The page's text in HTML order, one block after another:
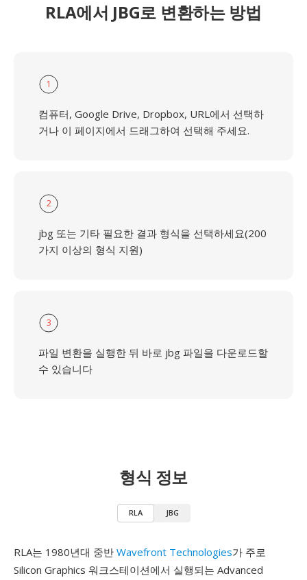
RLA에서 JBG로 변환하는 방법
1
컴퓨터, Google Drive, Dropbox, URL에서 선택하
거나 이 페이지에서 드래그하여 선택해 주세요.
2
jbg 또는 기타 필요한 결과 형식을 선택하세요(200
가지 이상의 형식 지원)
3
파일 변환을 실행한 뒤 바로 jbg 파일을 다운로드할
수 있습니다
형식 정보
RLA JBG
RLA는 1980년대 중반 Wavefront Technologies가 주로
Silicon Graphics 워크스테이션에서 실행되는 Advanced